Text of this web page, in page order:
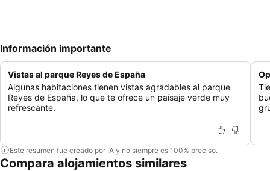
Información importante
Vistas al parque Reyes de España
Algunas habitaciones tienen vistas agradables al parque
Reyes de España, lo que te ofrece un paisaje verde muy
refrescante.
Este resumen fue creado por IA y no siempre es 100% preciso.
Compara alojamientos similares